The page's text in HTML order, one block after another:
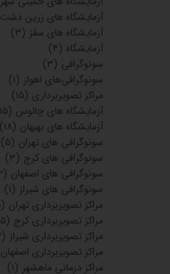
آزمایشگاه های زرین دشت
آزمایشگاه های سقز (۳)
آزمایشگاه (۴)
سونوگرافی (۳)
سونوگرافی‌های اهواز (۱)
مراکز تصویربرداری (۱۵)
آزمایشگاه های چالوس (۱۵)
آزمایشگاه های بهبهان (۱۸)
سونوگرافی های تهران (۵)
سونوگرافی های کرج (۳)
سونوگرافی های اصفهان (۲)
سونوگرافی های شیراز (۱)
مراکز تصویربرداری تهران (۱۵)
مراکز تصویربرداری کرج (۵)
مراکز تصویربرداری شیراز (۲)
مراکز تصویربرداری اصفهان
مراکز درمانی ماهشهر (۱)